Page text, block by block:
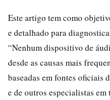
Este artigo tem como
e detalhado para
“Nenhum dispositivo de
desde as causas mais
baseadas em fontes oficiais
e de outros especialistas